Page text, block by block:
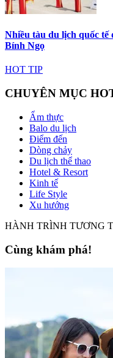
Nhiều tàu du lịch quốc
Bính Ngọ
HOT TIP
CHUYÊN MỤC
Ẩm thực
Balo du lịch
Điểm đến
Dòng chảy
Du lịch thể thao
Hotel & Resort
Kinh tế
Life Style
Xu hướng
HÀNH TRÌNH TƯƠNG
Cùng khám phá!